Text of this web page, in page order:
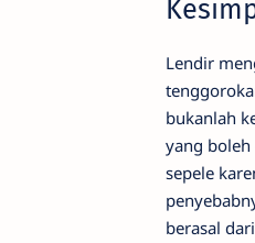
Lendir
bukanlah
yang
sepele
berasal